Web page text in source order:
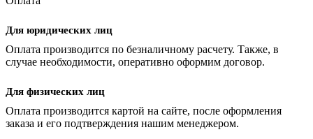
Для юридических лиц
Оплата производится по безналичному расчету. Также, в
случае необходимости, оперативно оформим договор.
Для физических лиц
Оплата производится картой на сайте, после оформления
заказа и его подтверждения нашим менеджером.